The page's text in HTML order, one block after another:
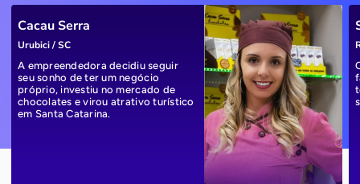
Cacau Serra
Urubici / SC
A empreendedora decidiu seguir
seu sonho de ter um negócio
próprio, investiu no mercado de
chocolates e virou atrativo turístico
em Santa Catarina.